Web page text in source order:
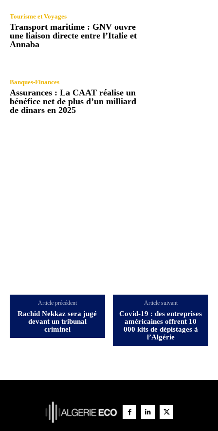
Tourisme et Voyages
Transport maritime : GNV ouvre
une liaison directe entre l’Italie et
Annaba
Banques-Finances
Assurances : La CAAT réalise un
bénéfice net de plus d’un milliard
de dinars en 2025
Article précédent
Rachid Nekkaz sera jugé
devant un tribunal
criminel
Article suivant
Covid-19 : des entreprises
américaines offrent 10
000 kits de dépistages à
l’Algérie